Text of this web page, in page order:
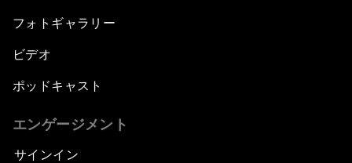
フォトギャラリー
ビデオ
ポッドキャスト
エンゲージメント
サインイン